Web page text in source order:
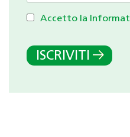
Accetto la
ISCRIVITI